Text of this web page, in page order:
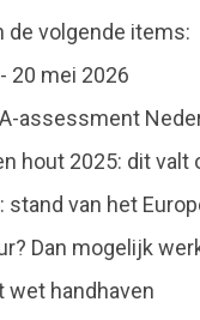
de volgende items:
20 mei 2026
assessment
hout 2025: dit valt
stand van het
Dan mogelijk
wet handhaven